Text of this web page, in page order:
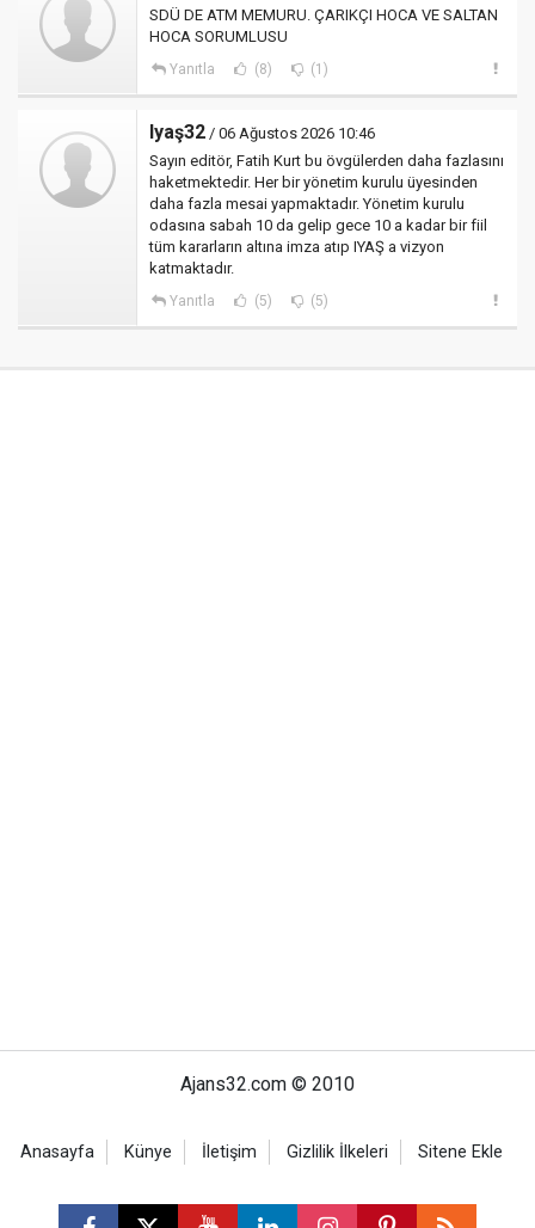
SDÜ DE ATM MEMURU. ÇARIKÇI HOCA VE SALTAN
HOCA SORUMLUSU
Yanıtla (8) (1)
Iyaş32 / 06 Ağustos 2026 10:46
Sayın editör, Fatih Kurt bu övgülerden daha fazlasını
haketmektedir. Her bir yönetim kurulu üyesinden
daha fazla mesai yapmaktadır. Yönetim kurulu
odasına sabah 10 da gelip gece 10 a kadar bir fiil
tüm kararların altına imza atıp IYAŞ a vizyon
katmaktadır.
Yanıtla (5) (5)
Ajans32.com © 2010
Anasayfa Künye İletişim Gizlilik İlkeleri Sitene Ekle